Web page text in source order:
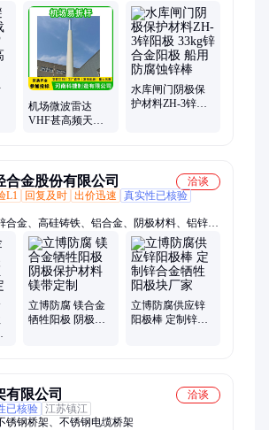
位仪、深井阳极、智能电位采集仪、防爆接线
器、绝缘支架、雷电预警系统、升降避雷针、
钛管阳极、电位传送器、MMO柔性阳极、高
剂、通信线路避雷器、阴极保护电缆线、平衡
据记录仪
机场微波雷达
VHF甚高频天线
水库闸门阴极保
护材料ZH-3锌阳
合金股份有限公司
洽谈
L1 回复及时 出价迅速
真实性已核验
合金、高硅铸铁、铝合金、阴极材料、铝锌铟
、阴极保护材料、不锈钢测试桩
立博防腐 镁合金
牺牲阳极 阴极保
立博防腐供应锌
阳极棒 定制锌合
有限公司
洽谈
已核验 江苏镇江
锈钢桥架、不锈钢电缆桥架